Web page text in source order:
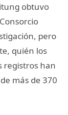
obtuvo
pero
quién los
registros han
más de 370